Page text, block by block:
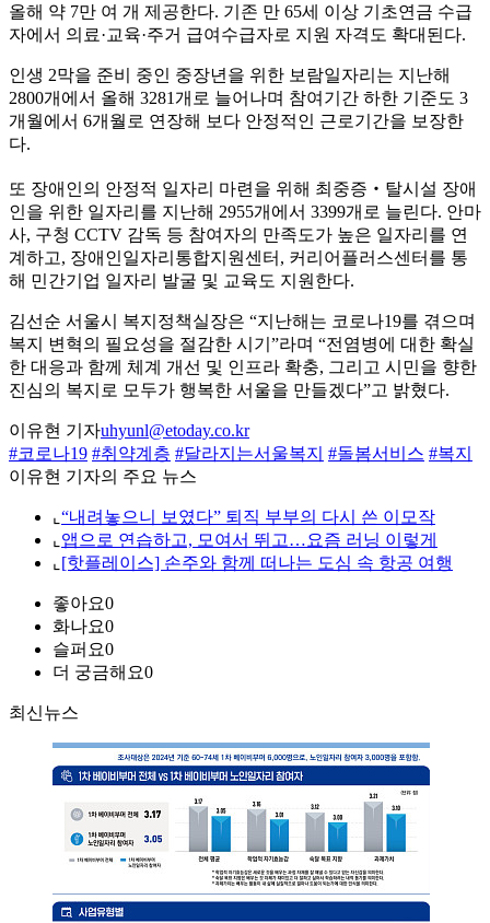
올해 약 7만 여 개 제공한다. 기존 만 65세 이상 기초연금 수급
자에서 의료·교육·주거 급여수급자로 지원 자격도 확대된다.
인생 2막을 준비 중인 중장년을 위한 보람일자리는 지난해
2800개에서 올해 3281개로 늘어나며 참여기간 하한 기준도 3
개월에서 6개월로 연장해 보다 안정적인 근로기간을 보장한
다.
또 장애인의 안정적 일자리 마련을 위해 최중증‧탈시설 장애
인을 위한 일자리를 지난해 2955개에서 3399개로 늘린다. 안마
사, 구청 CCTV 감독 등 참여자의 만족도가 높은 일자리를 연
계하고, 장애인일자리통합지원센터, 커리어플러스센터를 통
해 민간기업 일자리 발굴 및 교육도 지원한다.
김선순 서울시 복지정책실장은 “지난해는 코로나19를 겪으며
복지 변혁의 필요성을 절감한 시기”라며 “전염병에 대한 확실
한 대응과 함께 체계 개선 및 인프라 확충, 그리고 시민을 향한
진심의 복지로 모두가 행복한 서울을 만들겠다”고 밝혔다.
이유현 기자uhyunl@etoday.co.kr
#코로나19 #취약계층 #달라지는서울복지 #돌봄서비스 #복지
이유현 기자의 주요 뉴스
⌞ “내려놓으니 보였다” 퇴직 부부의 다시 쓴 이모작
⌞ 앱으로 연습하고, 모여서 뛰고…요즘 러닝 이렇게
⌞ [핫플레이스] 손주와 함께 떠나는 도심 속 항공 여행
좋아요0
화나요0
슬퍼요0
더 궁금해요0
최신뉴스